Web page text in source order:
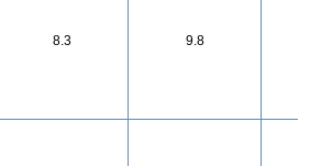
8.3 9.8